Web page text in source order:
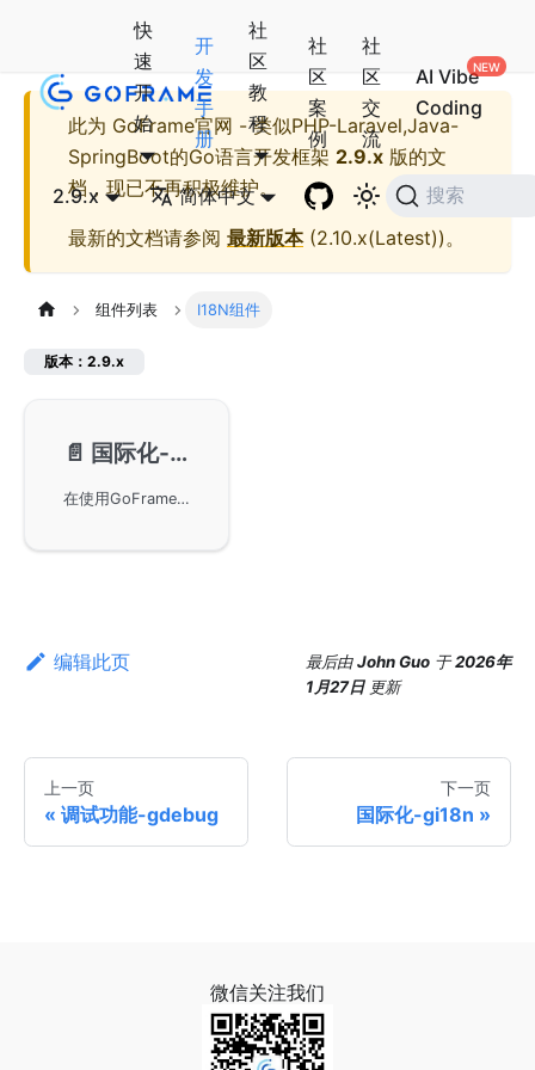
快
速
开
始
开
发
手
册
社
区
教
程
社
区
案
例
社
区
交
流
AI Vibe
Coding
2.9.x 简体中文 搜索
此为 GoFrame官网 - 类似PHP-Laravel,Java-
SpringBoot的Go语言开发框架 2.9.x 版的文
档，现已不再积极维护。
最新的文档请参阅 最新版本(2.10.x(Latest))。
组件列表 I18N组件
版本：2.9.x
📄️ 国际化-gi18n
在使用GoFrame框架构建网站时，我们提供了强大的国际化支持模块gi18n，旨在简化Web应用程序的多语言实现。通过这种方式，开发者能够更高效地满足全球用户的语言需求，提高用户体验和产品的可接受度。
编辑此页 最后由John Guo 于2026年
1月27日 更新
上一页
调试功能-gdebug
下一页
国际化-gi18n
微信关注我们